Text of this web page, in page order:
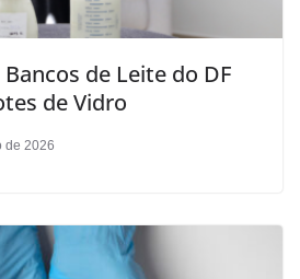
de Leite do DF
de Vidro
de 2026